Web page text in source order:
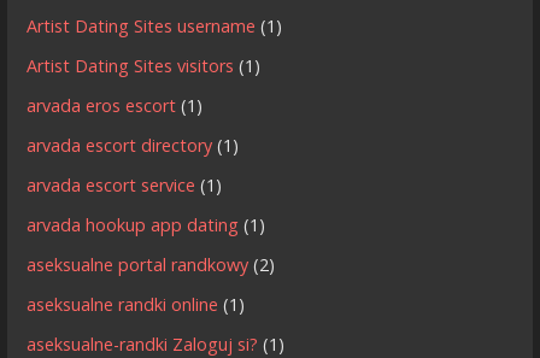
Artist Dating Sites username (1)
Artist Dating Sites visitors (1)
arvada eros escort (1)
arvada escort directory (1)
arvada escort service (1)
arvada hookup app dating (1)
aseksualne portal randkowy (2)
aseksualne randki online (1)
aseksualne-randki Zaloguj si? (1)